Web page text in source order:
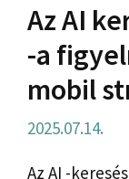
Az AI
-a
mobil
2025.07.14.
Az AI -